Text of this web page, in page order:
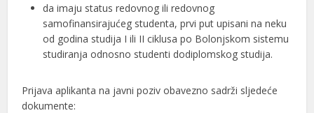
da imaju status redovnog ili redovnog
samofinansirajućeg studenta, prvi put upisani na neku
od godina studija I ili II ciklusa po Bolonjskom sistemu
studiranja odnosno studenti dodiplomskog studija.
Prijava aplikanta na javni poziv obavezno sadrži sljedeće
dokumente: